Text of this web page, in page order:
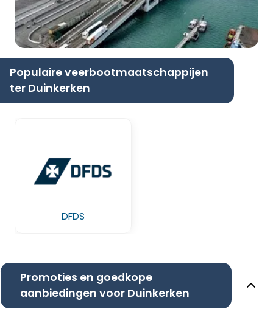
Populaire veerbootmaatschappijen
ter Duinkerken
DFDS
Promoties en goedkope
aanbiedingen voor Duinkerken